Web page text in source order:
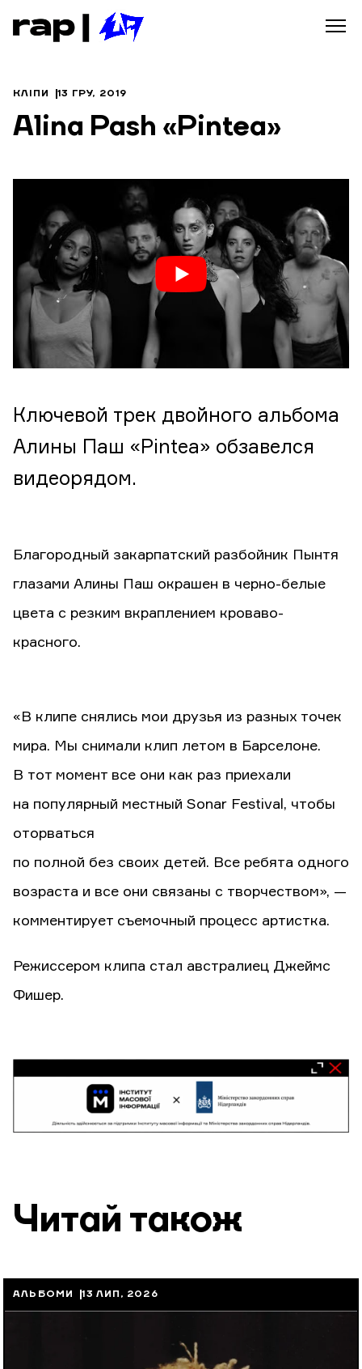
КЛІПИ 13 ГРУ, 2019
Alina Pash «Pintea»
Ключевой трек двойного альбома
Алины Паш «Pintea» обзавелся
видеорядом.
Благородный закарпатский разбойник Пынтя
глазами Алины Паш окрашен в черно-белые
цвета с резким вкраплением кроваво-
красного.
«В клипе снялись мои друзья из разных точек
мира. Мы снимали клип летом в Барселоне.
В тот момент все они как раз приехали
на популярный местный Sonar Festival, чтобы
оторваться
по полной без своих детей. Все ребята одного
возраста и все они связаны с творчеством», —
комментирует съемочный процесс артистка.
Режиссером клипа стал австралиец Джеймс
Фишер.
Читай також
АЛЬБОМИ 13 ЛИП, 2026